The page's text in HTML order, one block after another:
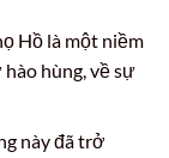
Hồ là một niềm
hùng, về sự
này đã trở